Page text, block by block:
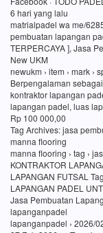
6 hari yang lalu
matrialpadel wa me/
pembuatan lapangan
TERPERCAYA ], Jasa
New UKM
newukm › item › mark ›
Berpengalaman
kontraktor lapangan
lapangan padel, luas
Rp 100 000,00
Tag Archives: jasa
manna flooring
manna flooring › tag ›
KONTRAKTOR
LAPANGAN FUTSAL
LAPANGAN PADEL
Jasa Pembuatan
lapanganpadel
lapanganpadel › 2026/